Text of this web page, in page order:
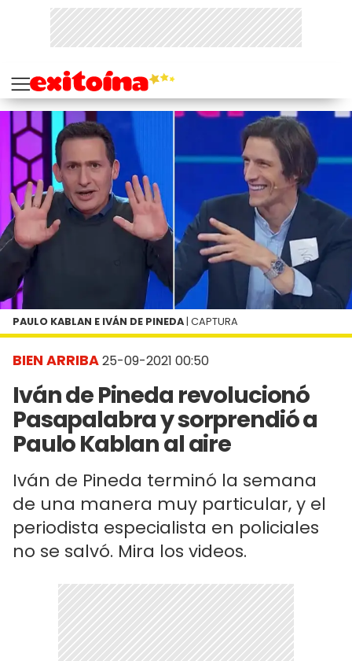
BIEN ARRIBA25-09-2021 00:50
Iván de Pineda revolucionó
Pasapalabra y sorprendió a
Paulo Kablan al aire
Iván de Pineda terminó la semana
de una manera muy particular, y el
periodista especialista en policiales
no se salvó. Mira los videos.
PAULO KABLAN E IVÁN DE PINEDA | CAPTURA